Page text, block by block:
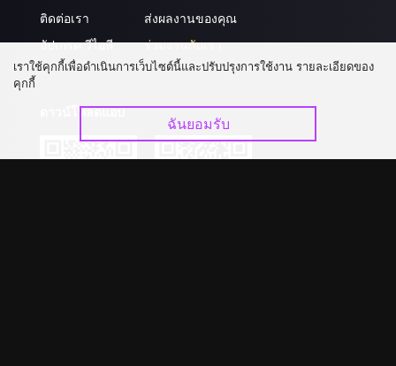
ติดต่อเรา
อัปเกรด วีไอพี
ส่งผลงานของคุณ
ร่วมงานกับเรา
ดาวน์โหลดแอป
เราใช้คุกกี้เพื่อดำเนินการเว็บไซต์นี้และปรับปรุงการใช้งาน รายละเอียดของ
คุกกี้
ฉันยอมรับ